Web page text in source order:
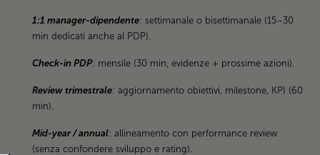
1:1 manager-dipendente: settimanale o bisettimanale (15–30
min dedicati anche al PDP).
Check-in PDP: mensile (30 min, evidenze + prossime azioni).
Review trimestrale: aggiornamento obiettivi, milestone, KPI (60
min).
Mid-year / annual: allineamento con performance review
(senza confondere sviluppo e rating).